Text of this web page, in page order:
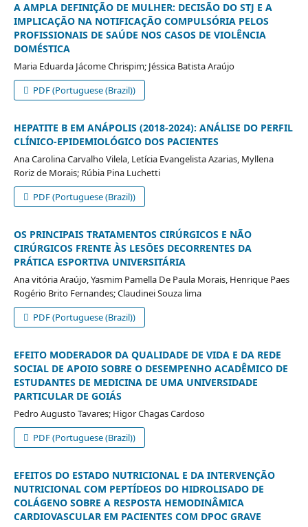
A AMPLA DEFINIÇÃO DE MULHER: DECISÃO DO STJ E A
IMPLICAÇÃO NA NOTIFICAÇÃO COMPULSÓRIA PELOS
PROFISSIONAIS DE SAÚDE NOS CASOS DE VIOLÊNCIA
DOMÉSTICA
Maria Eduarda Jácome Chrispim; Jéssica Batista Araújo
PDF (Portuguese (Brazil))
HEPATITE B EM ANÁPOLIS (2018-2024): ANÁLISE DO PERFIL
CLÍNICO-EPIDEMIOLÓGICO DOS PACIENTES
Ana Carolina Carvalho Vilela, Letícia Evangelista Azarias, Myllena
Roriz de Morais; Rúbia Pina Luchetti
PDF (Portuguese (Brazil))
OS PRINCIPAIS TRATAMENTOS CIRÚRGICOS E NÃO
CIRÚRGICOS FRENTE ÀS LESÕES DECORRENTES DA
PRÁTICA ESPORTIVA UNIVERSITÁRIA
Ana vitória Araújo, Yasmim Pamella De Paula Morais, Henrique Paes
Rogério Brito Fernandes; Claudinei Souza lima
PDF (Portuguese (Brazil))
EFEITO MODERADOR DA QUALIDADE DE VIDA E DA REDE
SOCIAL DE APOIO SOBRE O DESEMPENHO ACADÊMICO DE
ESTUDANTES DE MEDICINA DE UMA UNIVERSIDADE
PARTICULAR DE GOIÁS
Pedro Augusto Tavares; Higor Chagas Cardoso
PDF (Portuguese (Brazil))
EFEITOS DO ESTADO NUTRICIONAL E DA INTERVENÇÃO
NUTRICIONAL COM PEPTÍDEOS DO HIDROLISADO DE
COLÁGENO SOBRE A RESPOSTA HEMODINÂMICA
CARDIOVASCULAR EM PACIENTES COM DPOC GRAVE